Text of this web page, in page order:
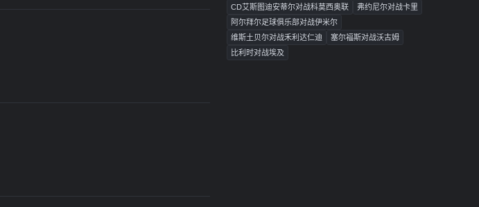
CD艾斯图迪安蒂尔对战科莫西奥联
弗约尼尔对战卡里
阿尔拜尔足球俱乐部对战伊米尔
维斯土贝尔对战禾利达仁迪
塞尔福斯对战沃古姆
比利时对战埃及